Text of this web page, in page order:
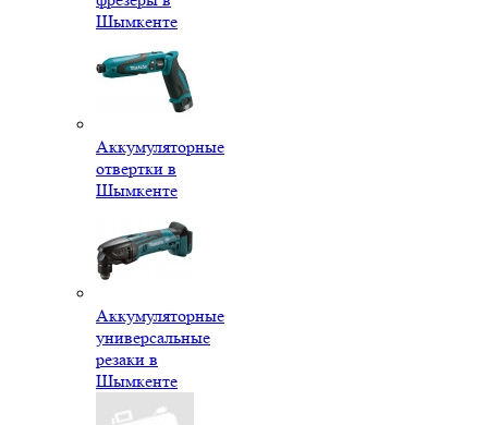
Шымкенте
Аккумуляторные
отвертки в
Шымкенте
Аккумуляторные
универсальные
резаки в
Шымкенте